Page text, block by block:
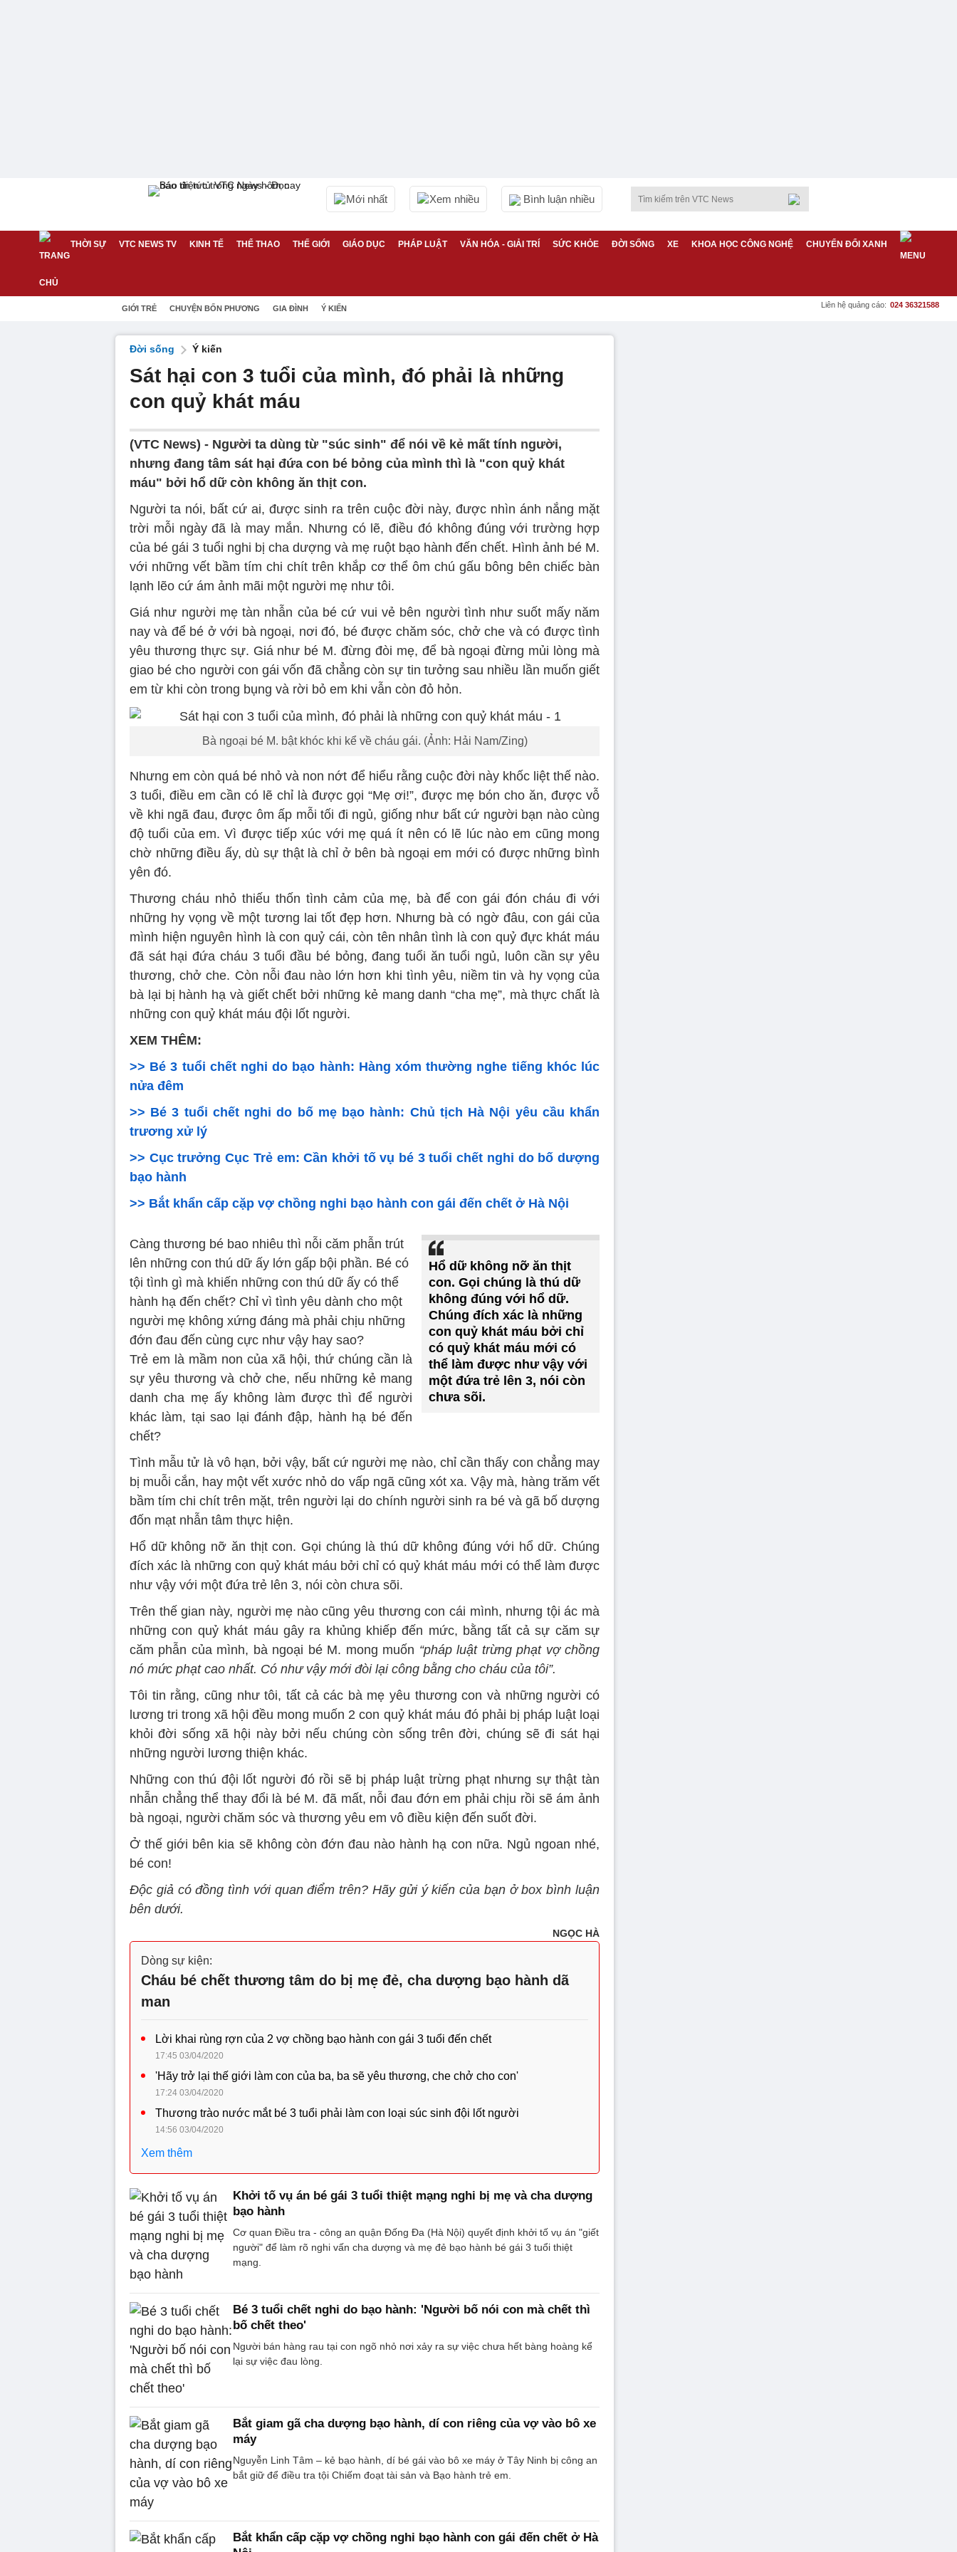
Mới nhất Xem nhiều Bình luận nhiều
THỜI SỰ VTC NEWS TV KINH TẾ THỂ THAO THẾ GIỚI GIÁO DỤC PHÁP LUẬT VĂN HÓA - GIẢI TRÍ SỨC KHỎE ĐỜI SỐNG XE KHOA HỌC CÔNG NGHỆ CHUYỂN ĐỔI XANH
GIỚI TRẺ CHUYỆN BỐN PHƯƠNG GIA ĐÌNH Ý KIẾN Liên hệ quảng cáo: 024 36321588
Đời sống Ý kiến
Sát hại con 3 tuổi của mình, đó phải là những
con quỷ khát máu
(VTC News) - Người ta dùng từ "súc sinh" để nói về kẻ mất tính người,
nhưng đang tâm sát hại đứa con bé bỏng của mình thì là "con quỷ khát
máu" bởi hổ dữ còn không ăn thịt con.
Người ta nói, bất cứ ai, được sinh ra trên cuộc đời này, được nhìn ánh nắng mặt
trời mỗi ngày đã là may mắn. Nhưng có lẽ, điều đó không đúng với trường hợp
của bé gái 3 tuổi nghi bị cha dượng và mẹ ruột bạo hành đến chết. Hình ảnh bé M.
với những vết bầm tím chi chít trên khắp cơ thể ôm chú gấu bông bên chiếc bàn
lạnh lẽo cứ ám ảnh mãi một người mẹ như tôi.
Giá như người mẹ tàn nhẫn của bé cứ vui vẻ bên người tình như suốt mấy năm
nay và để bé ở với bà ngoại, nơi đó, bé được chăm sóc, chở che và có được tình
yêu thương thực sự. Giá như bé M. đừng đòi mẹ, để bà ngoại đừng mủi lòng mà
giao bé cho người con gái vốn đã chẳng còn sự tin tưởng sau nhiều lần muốn giết
em từ khi còn trong bụng và rời bỏ em khi vẫn còn đỏ hỏn.
Bà ngoại bé M. bật khóc khi kể về cháu gái. (Ảnh: Hải Nam/Zing)
Nhưng em còn quá bé nhỏ và non nớt để hiểu rằng cuộc đời này khốc liệt thế nào.
3 tuổi, điều em cần có lẽ chỉ là được gọi “Mẹ ơi!”, được mẹ bón cho ăn, được vỗ
về khi ngã đau, được ôm ấp mỗi tối đi ngủ, giống như bất cứ người bạn nào cùng
độ tuổi của em. Vì được tiếp xúc với mẹ quá ít nên có lẽ lúc nào em cũng mong
chờ những điều ấy, dù sự thật là chỉ ở bên bà ngoại em mới có được những bình
yên đó.
Thương cháu nhỏ thiếu thốn tình cảm của mẹ, bà để con gái đón cháu đi với
những hy vọng về một tương lai tốt đẹp hơn. Nhưng bà có ngờ đâu, con gái của
mình hiện nguyên hình là con quỷ cái, còn tên nhân tình là con quỷ đực khát máu
đã sát hại đứa cháu 3 tuổi đầu bé bỏng, đang tuổi ăn tuổi ngủ, luôn cần sự yêu
thương, chở che. Còn nỗi đau nào lớn hơn khi tình yêu, niềm tin và hy vọng của
bà lại bị hành hạ và giết chết bởi những kẻ mang danh “cha mẹ”, mà thực chất là
những con quỷ khát máu đội lốt người.
XEM THÊM:
>> Bé 3 tuổi chết nghi do bạo hành: Hàng xóm thường nghe tiếng khóc lúc
nửa đêm
>> Bé 3 tuổi chết nghi do bố mẹ bạo hành: Chủ tịch Hà Nội yêu cầu khẩn
trương xử lý
>> Cục trưởng Cục Trẻ em: Cần khởi tố vụ bé 3 tuổi chết nghi do bố dượng
bạo hành
>> Bắt khẩn cấp cặp vợ chồng nghi bạo hành con gái đến chết ở Hà Nội
Hổ dữ không nỡ ăn thịt
con. Gọi chúng là thú dữ
không đúng với hổ dữ.
Chúng đích xác là những
con quỷ khát máu bởi chỉ
có quỷ khát máu mới có
thể làm được như vậy với
một đứa trẻ lên 3, nói còn
chưa sõi.
Càng thương bé bao nhiêu thì nỗi căm phẫn trút
lên những con thú dữ ấy lớn gấp bội phần. Bé có
tội tình gì mà khiến những con thú dữ ấy có thể
hành hạ đến chết? Chỉ vì tình yêu dành cho một
người mẹ không xứng đáng mà phải chịu những
đớn đau đến cùng cực như vậy hay sao?
Trẻ em là mầm non của xã hội, thứ chúng cần là
sự yêu thương và chở che, nếu những kẻ mang
danh cha mẹ ấy không làm được thì để người
khác làm, tại sao lại đánh đập, hành hạ bé đến
chết?
Tình mẫu tử là vô hạn, bởi vậy, bất cứ người mẹ nào, chỉ cần thấy con chẳng may
bị muỗi cắn, hay một vết xước nhỏ do vấp ngã cũng xót xa. Vậy mà, hàng trăm vết
bầm tím chi chít trên mặt, trên người lại do chính người sinh ra bé và gã bố dượng
đốn mạt nhẫn tâm thực hiện.
Hổ dữ không nỡ ăn thịt con. Gọi chúng là thú dữ không đúng với hổ dữ. Chúng
đích xác là những con quỷ khát máu bởi chỉ có quỷ khát máu mới có thể làm được
như vậy với một đứa trẻ lên 3, nói còn chưa sõi.
Trên thế gian này, người mẹ nào cũng yêu thương con cái mình, nhưng tội ác mà
những con quỷ khát máu gây ra khủng khiếp đến mức, bằng tất cả sự căm sự
căm phẫn của mình, bà ngoại bé M. mong muốn “pháp luật trừng phạt vợ chồng
nó mức phạt cao nhất. Có như vậy mới đòi lại công bằng cho cháu của tôi”.
Tôi tin rằng, cũng như tôi, tất cả các bà mẹ yêu thương con và những người có
lương tri trong xã hội đều mong muốn 2 con quỷ khát máu đó phải bị pháp luật loại
khỏi đời sống xã hội này bởi nếu chúng còn sống trên đời, chúng sẽ đi sát hại
những người lương thiện khác.
Những con thú đội lốt người đó rồi sẽ bị pháp luật trừng phạt nhưng sự thật tàn
nhẫn chẳng thể thay đổi là bé M. đã mất, nỗi đau đớn em phải chịu rồi sẽ ám ảnh
bà ngoại, người chăm sóc và thương yêu em vô điều kiện đến suốt đời.
Ở thế giới bên kia sẽ không còn đớn đau nào hành hạ con nữa. Ngủ ngoan nhé,
bé con!
Độc giả có đồng tình với quan điểm trên? Hãy gửi ý kiến của bạn ở box bình luận
bên dưới.
NGỌC HÀ
Dòng sự kiện:
Cháu bé chết thương tâm do bị mẹ đẻ, cha dượng bạo hành dã
man
Lời khai rùng rợn của 2 vợ chồng bạo hành con gái 3 tuổi đến chết
17:45 03/04/2020
'Hãy trở lại thế giới làm con của ba, ba sẽ yêu thương, che chở cho con'
17:24 03/04/2020
Thương trào nước mắt bé 3 tuổi phải làm con loại súc sinh đội lốt người
14:56 03/04/2020
Xem thêm
Khởi tố vụ án bé gái 3 tuổi thiệt mạng nghi bị mẹ và cha dượng
bạo hành
Cơ quan Điều tra - công an quận Đống Đa (Hà Nội) quyết định khởi tố vụ án "giết
người" để làm rõ nghi vấn cha dượng và mẹ đẻ bạo hành bé gái 3 tuổi thiệt
mạng.
Bé 3 tuổi chết nghi do bạo hành: 'Người bố nói con mà chết thì
bố chết theo'
Người bán hàng rau tại con ngõ nhỏ nơi xảy ra sự việc chưa hết bàng hoàng kể
lại sự việc đau lòng.
Bắt giam gã cha dượng bạo hành, dí con riêng của vợ vào bô xe
máy
Nguyễn Linh Tâm – kẻ bạo hành, dí bé gái vào bô xe máy ở Tây Ninh bị công an
bắt giữ để điều tra tội Chiếm đoạt tài sản và Bạo hành trẻ em.
Bắt khẩn cấp cặp vợ chồng nghi bạo hành con gái đến chết ở Hà